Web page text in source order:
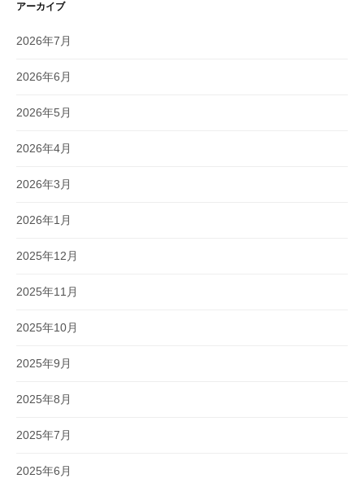
アーカイブ
2026年7月
2026年6月
2026年5月
2026年4月
2026年3月
2026年1月
2025年12月
2025年11月
2025年10月
2025年9月
2025年8月
2025年7月
2025年6月